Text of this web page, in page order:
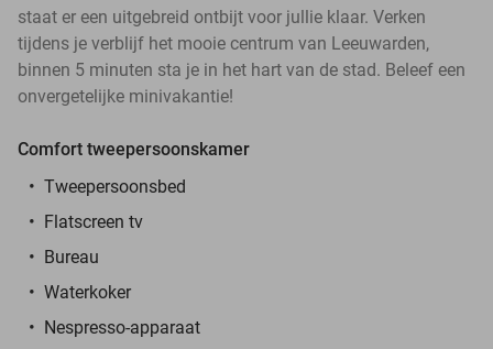
staat er een uitgebreid ontbijt voor jullie klaar. Verken
tijdens je verblijf het mooie centrum van Leeuwarden,
binnen 5 minuten sta je in het hart van de stad. Beleef een
onvergetelijke minivakantie!
Comfort tweepersoonskamer
Tweepersoonsbed
Flatscreen tv
Bureau
Waterkoker
Nespresso-apparaat